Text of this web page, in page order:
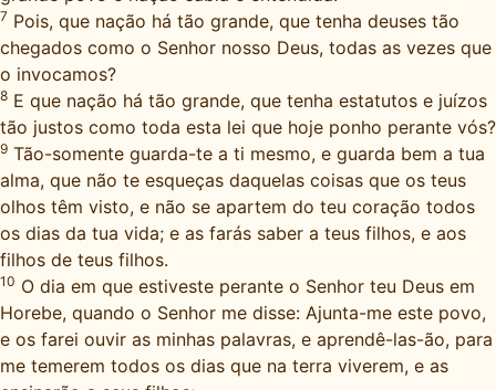
7 Pois, que nação há tão grande, que tenha deuses tão
chegados como o Senhor nosso Deus, todas as vezes que
o invocamos?
8 E que nação há tão grande, que tenha estatutos e juízos
tão justos como toda esta lei que hoje ponho perante vós?
9 Tão-somente guarda-te a ti mesmo, e guarda bem a tua
alma, que não te esqueças daquelas coisas que os teus
olhos têm visto, e não se apartem do teu coração todos
os dias da tua vida; e as farás saber a teus filhos, e aos
filhos de teus filhos.
10 O dia em que estiveste perante o Senhor teu Deus em
Horebe, quando o Senhor me disse: Ajunta-me este povo,
e os farei ouvir as minhas palavras, e aprendê-las-ão, para
me temerem todos os dias que na terra viverem, e as